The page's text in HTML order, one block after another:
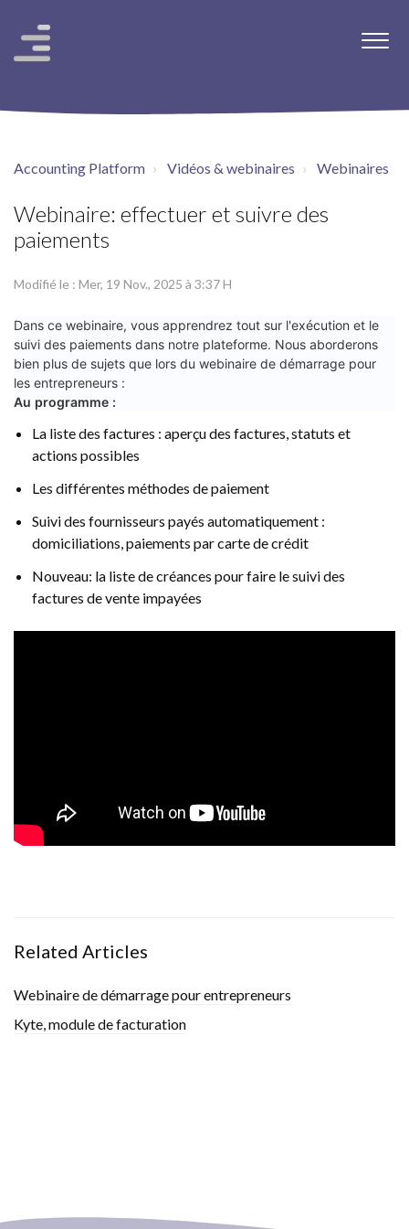
Accounting Platform Vidéos & webinaires Webinaires
Webinaire: effectuer et suivre des
paiements
Modifié le : Mer, 19 Nov., 2025 à 3:37 H
Dans ce webinaire, vous apprendrez tout sur l'exécution et le
suivi des paiements dans notre plateforme. Nous aborderons
bien plus de sujets que lors du webinaire de démarrage pour
les entrepreneurs :
Au programme :
La liste des factures : aperçu des factures, statuts et
actions possibles
Les différentes méthodes de paiement
Suivi des fournisseurs payés automatiquement :
domiciliations, paiements par carte de crédit
Nouveau: la liste de créances pour faire le suivi des
factures de vente impayées
Related Articles
Webinaire de démarrage pour entrepreneurs
Kyte, module de facturation